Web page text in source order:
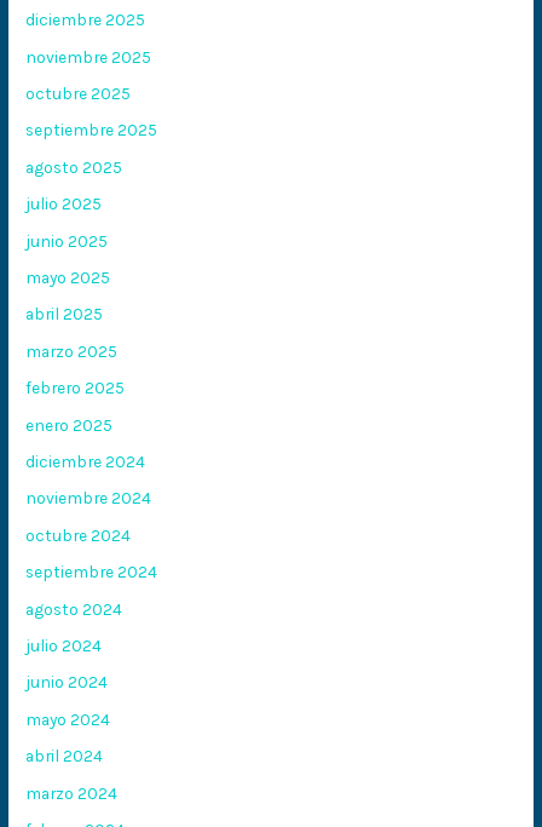
diciembre 2025
noviembre 2025
octubre 2025
septiembre 2025
agosto 2025
julio 2025
junio 2025
mayo 2025
abril 2025
marzo 2025
febrero 2025
enero 2025
diciembre 2024
noviembre 2024
octubre 2024
septiembre 2024
agosto 2024
julio 2024
junio 2024
mayo 2024
abril 2024
marzo 2024